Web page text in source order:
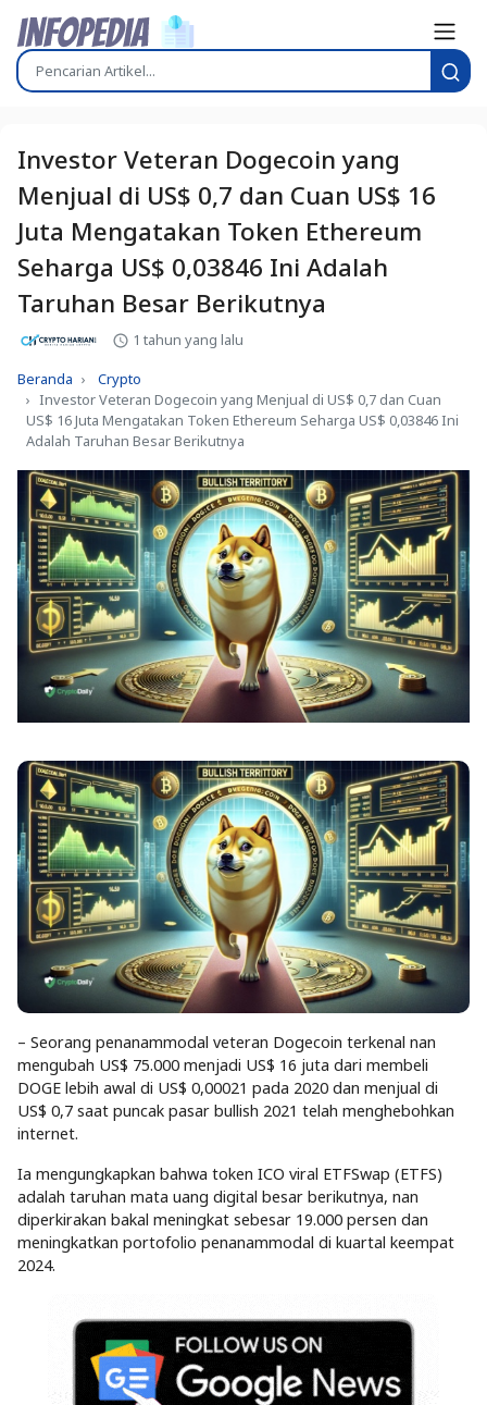
Investor Veteran Dogecoin yang
Menjual di US$ 0,7 dan Cuan US$ 16
Juta Mengatakan Token Ethereum
Seharga US$ 0,03846 Ini Adalah
Taruhan Besar Berikutnya
1 tahun yang lalu
Beranda
Crypto
Investor Veteran Dogecoin yang Menjual di US$ 0,7 dan Cuan
US$ 16 Juta Mengatakan Token Ethereum Seharga US$ 0,03846 Ini
Adalah Taruhan Besar Berikutnya
– Seorang penanammodal veteran Dogecoin terkenal nan
mengubah US$ 75.000 menjadi US$ 16 juta dari membeli
DOGE lebih awal di US$ 0,00021 pada 2020 dan menjual di
US$ 0,7 saat puncak pasar bullish 2021 telah menghebohkan
internet.
Ia mengungkapkan bahwa token ICO viral ETFSwap (ETFS)
adalah taruhan mata uang digital besar berikutnya, nan
diperkirakan bakal meningkat sebesar 19.000 persen dan
meningkatkan portofolio penanammodal di kuartal keempat
2024.